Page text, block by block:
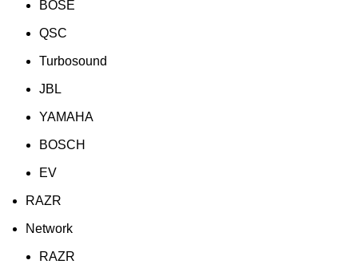
BOSE
QSC
Turbosound
JBL
YAMAHA
BOSCH
EV
RAZR
Network
RAZR